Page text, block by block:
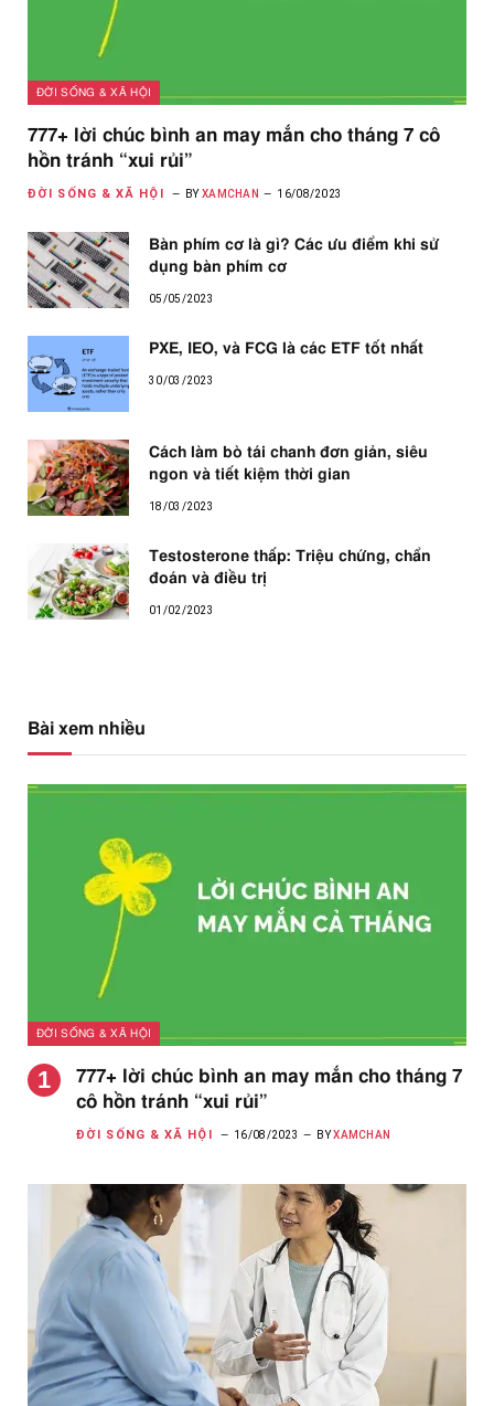
ĐỜI SỐNG & XÃ HỘI
777+ lời chúc bình an may mắn cho tháng 7 cô
hồn tránh “xui rủi”
ĐỜI SỐNG & XÃ HỘI BY XAMCHAN 16/08/2023
Bàn phím cơ là gì? Các ưu điểm khi sử
dụng bàn phím cơ
05/05/2023
PXE, IEO, và FCG là các ETF tốt nhất
30/03/2023
Cách làm bò tái chanh đơn giản, siêu
ngon và tiết kiệm thời gian
18/03/2023
Testosterone thấp: Triệu chứng, chẩn
đoán và điều trị
01/02/2023
Bài xem nhiều
ĐỜI SỐNG & XÃ HỘI
777+ lời chúc bình an may mắn cho tháng 7
cô hồn tránh “xui rủi”
ĐỜI SỐNG & XÃ HỘI 16/08/2023 BY XAMCHAN